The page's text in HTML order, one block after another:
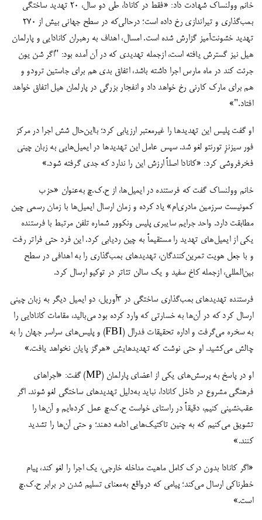
خانم وولنساک شهادت داد: «فقط در کانادا، طی دو سال، ۲۰ تهدید ساختگی
بمب‌گذاری و تیراندازی رخ داده است؛ درحالی‌که در سطح جهانی بیش از ۲۷۰
تهدید خشونت‌آمیز گزارش شده است. امسال، اهداف به رهبران کانادایی و پارلمان
هیل نیز گسترش یافته است، ازجمله تهدیدی که در آن آمده بود: "اگر شن یون
جرئت کند در ماه مارس اجرا داشته باشد، اتفاق بدی هم برای جاستین ترودو و
هم برای مارک کارنی رخ خواهد داد و انفجار بزرگی در پارلمان هیل اتفاق خواهد
افتاد."»
او گفت پلیس این تهدیدها را غیرمعتبر ارزیابی کرد؛ بااین‌حال شش اجرا در مرکز
فور سیزنزِ تورنتو لغو شد. سپس عامل این تهدیدها در ایمیل‌هایی به زبان چینی
فخرفروشی کرد: «کانادا اصلاً ارزش این را ندارد که جدی گرفته شود.»
خانم وولنساک گفت که فرستنده در ایمیل‌ها، از ح.ک.چ به‌عنوان «حزب
کمونیست سرزمین مادری‌ام» یاد کرده و زمان ارسال ایمیل‌ها با زمان رسمی چین
مطابقت دارد. واحد جرایم سایبری پلیس ونکوور شماره تلفن مرتبط با فرستنده
یکی از ایمیل‌های تهدید را مستقیماً به چین ردیابی کرد. این فرد حتی فراتر رفت
و با جعل هویت تمرین‌کنندگان، تهدیدهای بمب‌گذاری را به اهدافی در سطح
بین‌المللی، ازجمله کاخ سفید و یک سالن تئاتر در توکیو ارسال کرد.
فرستنده تهدیدهای بمب‌گذاری ساختگی در ۳آوریل، دو ایمیل دیگر به زبان چینی
ارسال کرد که در آن‌ها به خسارتی که وارد کرده بود می‌بالید، مقامات کانادایی را
به سخره می‌گرفت و اداره تحقیقات فدرال (FBI) و پلیس‌های سراسر جهان را به
چالش می‌کشید. او حتی نوشت که تهدیدهایش «هرگز پایان نخواهد یافت.»
او در پاسخ به پرسش‌های یکی از اعضای پارلمان (MP) گفت: «اجراهای
فرهنگی مشروع در داخل کانادا، نباید به‌دلیل تهدیدهای ساختگی لغو شوند. اگر
عقب‌نشینی کنیم، دقیقاً در راستای خواست ح.ک.چ عمل کرده‌ایم و آن‌ها را
تشویق می‌کنیم که به چنین تاکتیک‌هایی ادامه دهند؛ و حتی آن‌ها را تشدید
کنند.»
«اگر کانادا بدون درک کامل ماهیت مداخله خارجی، یک اجرا را لغو کند، پیام
خطرناکی ارسال می‌کند؛ پیامی که درواقع به‌معنای تسلیم شدن در برابر ح.ک.چ
است.»